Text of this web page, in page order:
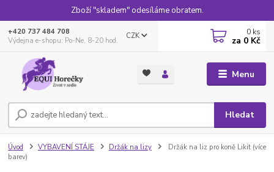
Zboží "skladem" odesíláme obratem.
Menu
CZK
Hledat
+420 737 484 708
Výdejna e-shopu: Po-Ne, 8-20 hod.
0 ks
za 0 Kč
Úvod VYBAVENÍ STÁJE Držák na lizy
Držák na liz pro koně Likit (více
barev)